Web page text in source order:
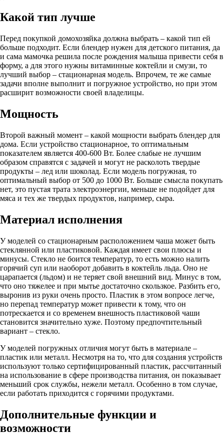
Какой тип лучше
Перед покупкой домохозяйка должна выбрать – какой тип ей
больше подходит. Если блендер нужен для детского питания, да
и сама мамочка решила после рождения малыша привести себя в
форму, а для этого нужны витаминные коктейли и смузи, то
лучший выбор – стационарная модель. Впрочем, те же самые
задачи вполне выполнит и погружное устройство, но при этом
расширит возможности своей владелицы.
Мощность
Второй важный момент – какой мощности выбрать блендер для
дома. Если устройство стационарное, то оптимальным
показателем является 400-600 Вт. Более слабые не лучшим
образом справятся с задачей и могут не расколоть твердые
продукты – лед или шоколад. Если модель погружная, то
оптимальный выбор от 500 до 1000 Вт. Больше смысла покупать
нет, это пустая трата электроэнергии, меньше не подойдет для
мяса и тех же твердых продуктов, например, сыра.
Материал исполнения
У моделей со стационарным расположением чаша может быть
стеклянной или пластиковой. Каждая имеет свои плюсы и
минусы. Стекло не боится температур, то есть можно налить
горячий суп или наоборот добавить в коктейль льда. Оно не
царапается (льдом) и не теряет свой внешний вид. Минус в том,
что оно тяжелее и при мытье достаточно скользкое. Разбить его,
выронив из руки очень просто. Пластик в этом вопросе легче,
но перепад температур может привести к тому, что он
потрескается и со временем внешность пластиковой чаши
становится значительно хуже. Поэтому предпочтительный
вариант – стекло.
У моделей погружных отличия могут быть в материале –
пластик или металл. Несмотря на то, что для создания устройств
используют только сертифицированный пластик, рассчитанный
на использование в сфере производства питания, он показывает
меньший срок службы, нежели металл. Особенно в том случае,
если работать приходится с горячими продуктами.
Дополнительные функции и
возможности